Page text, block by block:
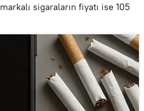
markalı sigaraların fiyatı ise 105